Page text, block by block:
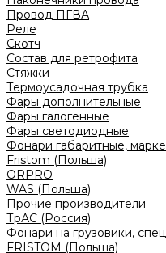
Провод ПГВА
Реле
Скотч
Состав для ретрофита
Стяжки
Термоусадочная трубка
Фары дополнительные
Фары галогенные
Фары светодиодные
Фонари габаритные,
Fristom (Польша)
ORPRO
WAS (Польша)
Прочие производители
ТрАС (Россия)
Фонари на грузовики,
FRISTOM (Польша)